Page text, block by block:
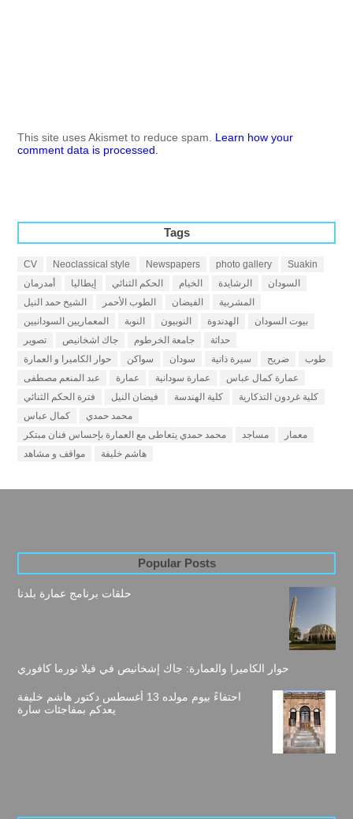
This site uses Akismet to reduce spam. Learn how your
comment data is processed.
Tags
CV Neoclassical style Newspapers photo gallery
Suakin
أمدرمان
إيطاليا الحكم الثنائي الخيام الرشايدة
السودان
الشيخ حمد النيل
الطوب الأحمر الفيضان
المشربية
المعماريين السودانيين
النوبة النوبيون الهدندوة
بيوت السودان
تصوير
جاك اشخانيص جامعة الخرطوم
حداثة
حوار الكاميرا و العمارة
سواكن سودان سيرة ذاتية ضريح
طوب
عبد المنعم مصطفى
عمارة عمارة سودانية
عمارة كمال عباس
فترة الحكم الثنائي
فيضان النيل كلية الهندسة
كلية غردون التذكارية
كمال عباس
محمد حمدي
محمد حمدي يتعاطى مع العمارة بإحساس فنان مبتكر
مساجد
معمار
مواقف و مشاهد
هاشم خليفة
Popular Posts
حلقات برنامج عمارة بلدنا
حوار الكاميرا والعمارة: جاك إشخانيص في فيلا نورما كافوري
احتفاءً بيوم مولده 13 أغسطس دكتور هاشم خليفة
يعدكم بمفاجئات سارة